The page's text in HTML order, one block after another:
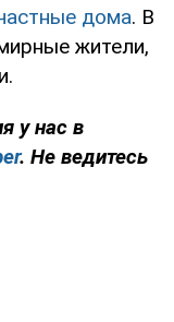
дома. В
жители,
у нас в
. Не ведитесь